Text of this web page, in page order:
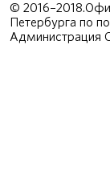
©
Петербурга по
Администрация